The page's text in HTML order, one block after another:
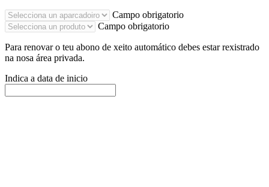
Campo obrigatorio
Campo obrigatorio
Para renovar o teu abono de xeito automático debes estar rexistrado
na nosa área privada.
Indica a data de inicio